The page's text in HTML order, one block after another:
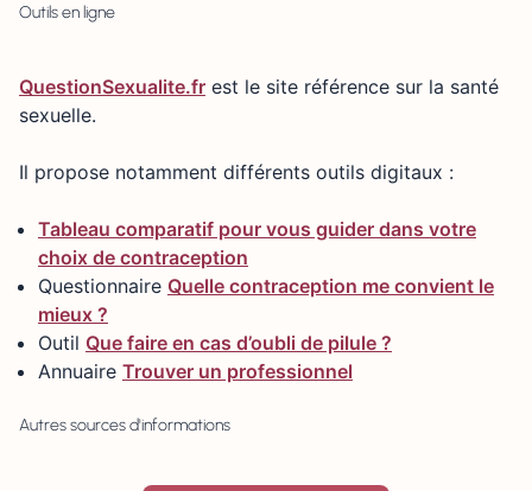
Outils en ligne
QuestionSexualite.fr est le site référence sur la santé
sexuelle.
Il propose notamment différents outils digitaux :
Tableau comparatif pour vous guider dans votre
choix de contraception
Questionnaire Quelle contraception me convient le
mieux ?
Outil Que faire en cas d’oubli de pilule ?
Annuaire Trouver un professionnel
Autres sources d'informations